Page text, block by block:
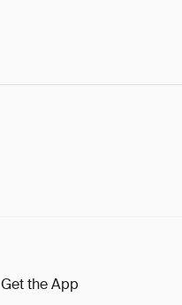
Get the App